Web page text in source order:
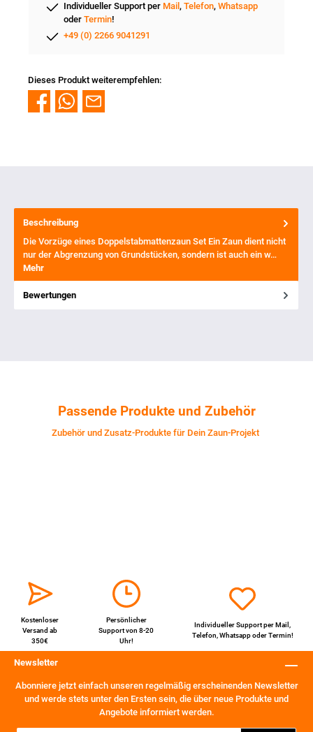
Individueller Support per Mail , Telefon, Whatsapp
oder Termin!
+49 (0) 2266 9041291
Dieses Produkt weiterempfehlen:
Beschreibung
Die Vorzüge eines Doppelstabmattenzaun Set Ein Zaun dient nicht
nur der Abgrenzung von Grundstücken, sondern ist auch ein w…
Mehr
Bewertungen
Passende Produkte und Zubehör
Zubehör und Zusatz-Produkte für Dein Zaun-Projekt
Kostenloser
Versand ab
350€
Persönlicher
Support von 8-20
Uhr!
Individueller Support perMail,
Telefon,WhatsappoderTermin!
Newsletter
Abonniere jetzt einfach unseren regelmäßig erscheinenden Newsletter
und werde stets unter den Ersten sein, die über neue Produkte und
Angebote informiert werden.